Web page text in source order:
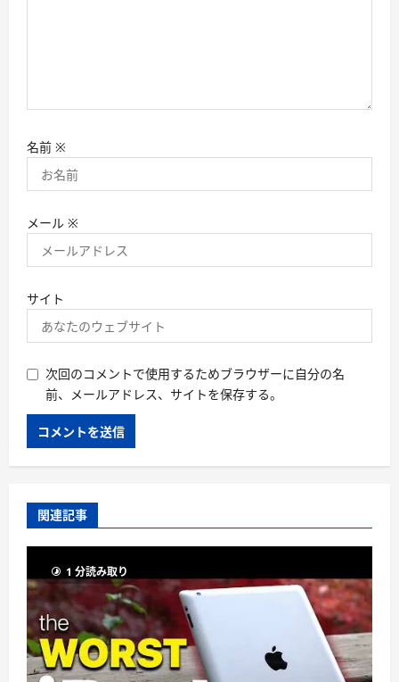
名前 ※
メール ※
サイト
次回のコメントで使用するためブラウザーに自分の名
前、メールアドレス、サイトを保存する。
関連記事
1 分読み取り